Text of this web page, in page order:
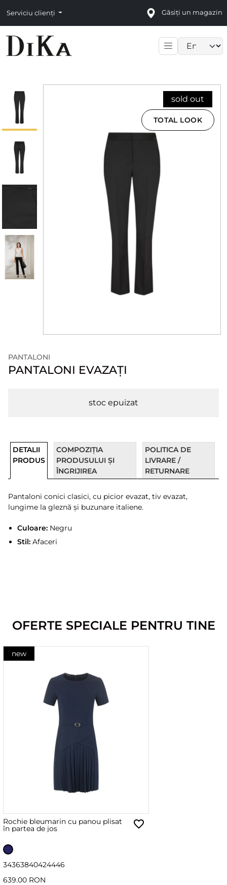
Serviciu clienți Găsiți un magazin
sold out
TOTAL LOOK
PANTALONI
PANTALONI EVAZAȚI
stoc epuizat
DETALII
PRODUS
COMPOZIȚIA
PRODUSULUI ȘI
ÎNGRIJIREA
POLITICA DE
LIVRARE /
RETURNARE
Pantaloni conici clasici, cu picior evazat, tiv evazat,
lungime la gleznă și buzunare italiene.
Culoare:Negru
Stil:Afaceri
OFERTE SPECIALE PENTRU TINE
new
Rochie bleumarin cu panou plisat
în partea de jos
34363840424446
639.00 RON